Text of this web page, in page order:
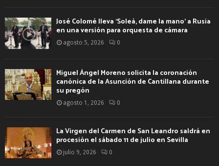
José Colomé lleva ‘Soleá, dame la mano’ a Rusia
en una versión para orquesta de cámara
agosto 5, 2026 0
Miguel Ángel Moreno solicita la coronación
canónica de la Asunción de Cantillana durante
su pregón
agosto 1, 2026 0
La Virgen del Carmen de San Leandro saldrá en
procesión el sábado 11 de julio en Sevilla
julio 9, 2026 0